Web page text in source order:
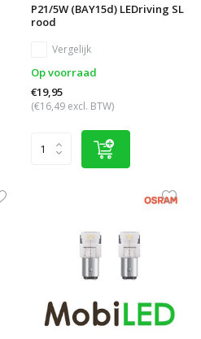
P21/5W (BAY15d) LEDriving SL
rood
Vergelijk
Op voorraad
€19,95
(€16,49 excl. BTW)